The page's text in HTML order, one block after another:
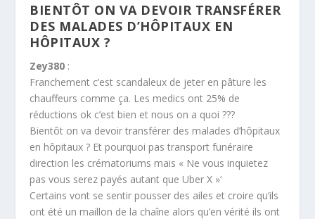
BIENTÔT ON VA DEVOIR TRANSFÉRER
DES MALADES D’HÔPITAUX EN
HÔPITAUX ?
Zey380 :
Franchement c’est scandaleux de jeter en pâture les
chauffeurs comme ça. Les medics ont 25% de
réductions ok c’est bien et nous on a quoi ???
Bientôt on va devoir transférer des malades d’hôpitaux
en hôpitaux ? Et pourquoi pas transport funéraire
direction les crématoriums mais « Ne vous inquietez
pas vous serez payés autant que Uber X »‘
Certains vont se sentir pousser des ailes et croire qu’ils
ont été un maillon de la chaîne alors qu’en vérité ils ont